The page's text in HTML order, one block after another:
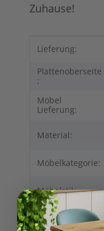
Zuhause!
Wert
Lieferung:
Plattenoberseite
:
Möbel
Lieferung:
Material:
Möbelkategorie:
Möbelstil:
Kollektionen
Landhausmöbel: